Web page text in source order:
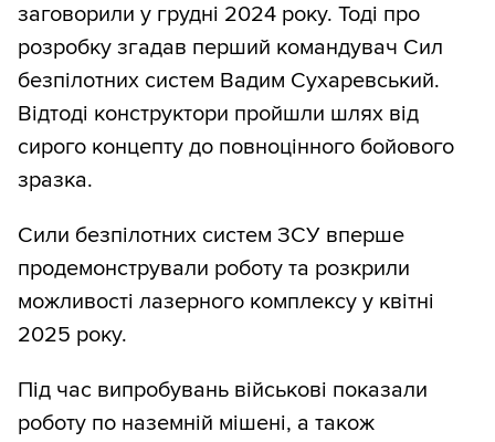
заговорили у грудні 2024 року. Тоді про
розробку згадав перший командувач Сил
безпілотних систем Вадим Сухаревський.
Відтоді конструктори пройшли шлях від
сирого концепту до повноцінного бойового
зразка.
Сили безпілотних систем ЗСУ вперше
продемонстрували роботу та розкрили
можливості лазерного комплексу у квітні
2025 року.
Під час випробувань військові показали
роботу по наземній мішені, а також